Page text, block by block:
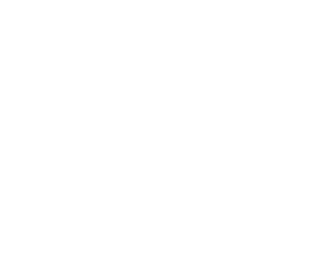
nuestro ecosistema.